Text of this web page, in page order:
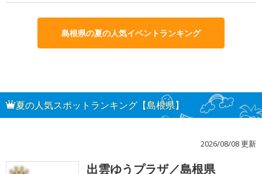
島根県の夏の人気イベントランキング
夏の人気スポットランキング【島根県】
2026/08/08 更新
出雲ゆうプラザ／島根県